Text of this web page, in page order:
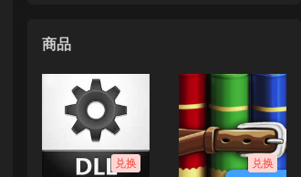
商品
兑换 兑换